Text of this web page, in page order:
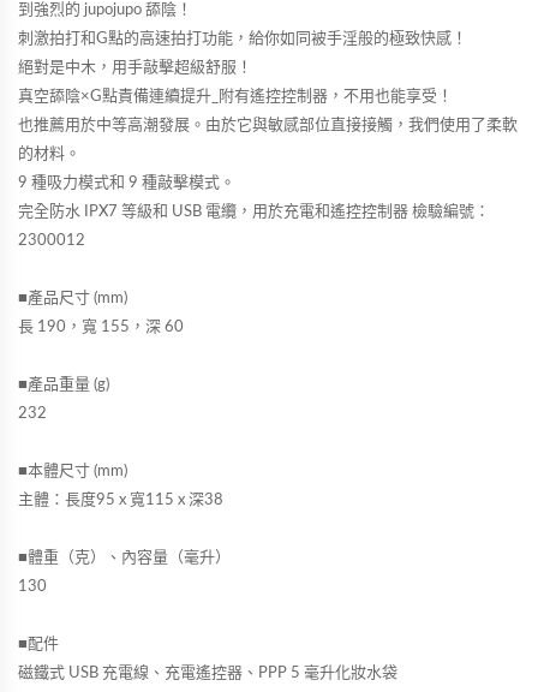
到強烈的 jupojupo 舔陰！
刺激拍打和G點的高速拍打功能，給你如同被手淫般的極致快感！
絕對是中木，用手敲擊超級舒服！
真空舔陰×G點責備連續提升_附有遙控控制器，不用也能享受！
也推薦用於中等高潮發展。由於它與敏感部位直接接觸，我們使用了柔軟
的材料。
9 種吸力模式和 9 種敲擊模式。
完全防水 IPX7 等級和 USB 電纜，用於充電和遙控控制器 檢驗編號：
2300012
■產品尺寸 (mm)
長 190，寬 155，深 60
■產品重量 (g)
232
■本體尺寸 (mm)
主體：長度95 x 寬115 x 深38
■體重（克）、內容量（毫升）
130
■配件
磁鐵式 USB 充電線、充電遙控器、PPP 5 毫升化妝水袋